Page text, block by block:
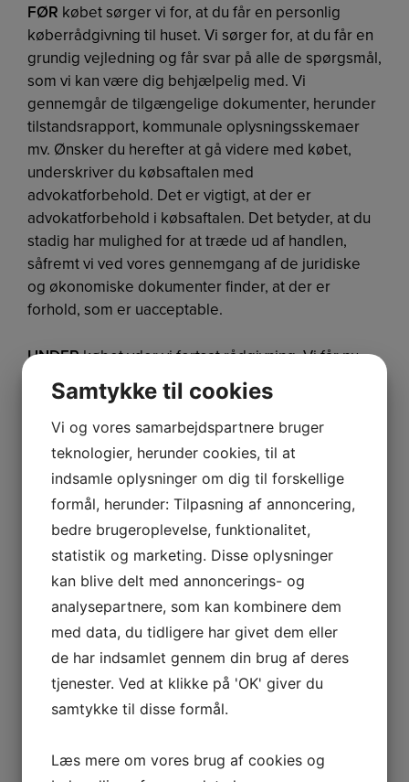
FØR købet sørger vi for, at du får en personlig
køberrådgivning til huset. Vi sørger for, at du får en
grundig vejledning og får svar på alle de spørgsmål,
som vi kan være dig behjælpelig med. Vi
gennemgår de tilgængelige dokumenter, herunder
tilstandsrapport, kommunale oplysningsskemaer
mv. Ønsker du herefter at gå videre med købet,
underskriver du købsaftalen med
advokatforbehold. Det er vigtigt, at der er
advokatforbehold i købsaftalen. Det betyder, at du
stadig har mulighed for at træde ud af handlen,
såfremt vi ved vores gennemgang af de juridiske
og økonomiske dokumenter finder, at der er
forhold, som er uacceptable.
UNDERkøbet yder vi fortsat rådgivning. Vi får nu
udleveret alle økonomisk og juridiske dokumenter i
forbindelse med handlen og gennemgår dem nøje;
herunder købsaftalen, ejerskifteforsikring mm. Vi
har normalvis en lille uge til at gennemgå alle
dokumenter. Vi gennemgår desuden
grundejerforeningens vedtægter, særlige forhold
vedrørende huset og grunden mm. Herefter giver vi
dig en tilbagemelding. Hvis der er væsentlige
forbehold, forelægger vi disse forbehold til sælger
eller mægler. Alternativt fortsætter handlen.
Økonomisk skal der stilles garanti for
købesummen. Det gøres enten af din bank eller
ved deponering i sælgers bank.
Vi udarbejder ligeledes skøde, som herefter
sendes til underskrift hos sælger og dig.
for. Det er normalvis køber, der betaler
Samtykke til cookies
Vi og vores samarbejdspartnere bruger
teknologier, herunder cookies, til at
indsamle oplysninger om dig til forskellige
formål, herunder: Tilpasning af annoncering,
bedre brugeroplevelse, funktionalitet,
statistik og marketing. Disse oplysninger
kan blive delt med annoncerings- og
analysepartnere, som kan kombinere dem
med data, du tidligere har givet dem eller
de har indsamlet gennem din brug af deres
tjenester. Ved at klikke på 'OK' giver du
samtykke til disse formål.
Læs mere om vores brug af cookies og